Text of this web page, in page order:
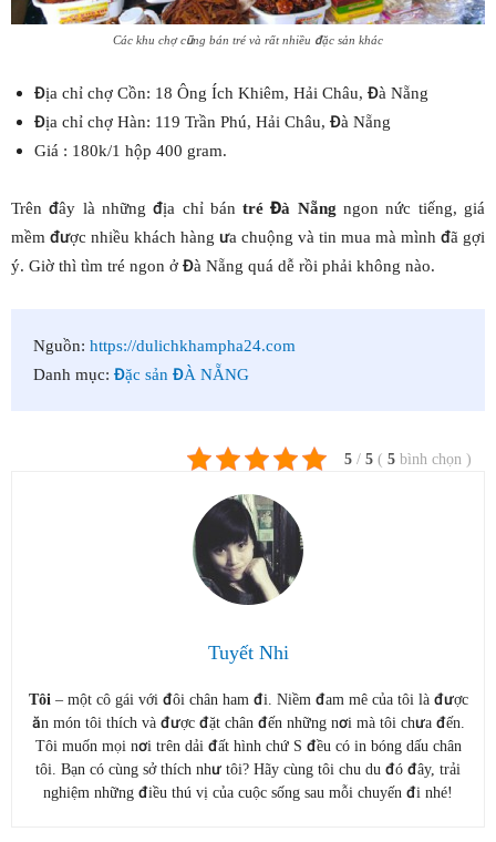
Các khu chợ cũng bán tré và rất nhiều đặc sản khác
Địa chỉ chợ Cồn: 18 Ông Ích Khiêm, Hải Châu, Đà Nẵng
Địa chỉ chợ Hàn: 119 Trần Phú, Hải Châu, Đà Nẵng
Giá : 180k/1 hộp 400 gram.
Trên đây là những địa chỉ bántré Đà Nẵngngon nức tiếng, giá
mềm được nhiều khách hàng ưa chuộng và tin mua mà mình đã gợi
ý. Giờ thì tìm tré ngon ở Đà Nẵng quá dễ rồi phải không nào.
Nguồn: https://dulichkhampha24.com
Danh mục: Đặc sản ĐÀ NẴNG
5 / 5 ( 5 bình chọn )
Tuyết Nhi
Tôi– một cô gái với đôi chân ham đi. Niềm đam mê của tôi là được
ăn món tôi thích và được đặt chân đến những nơi mà tôi chưa đến.
Tôi muốn mọi nơi trên dải đất hình chứ S đều có in bóng dấu chân
tôi. Bạn có cùng sở thích như tôi? Hãy cùng tôi chu du đó đây, trải
nghiệm những điều thú vị của cuộc sống sau mỗi chuyến đi nhé!